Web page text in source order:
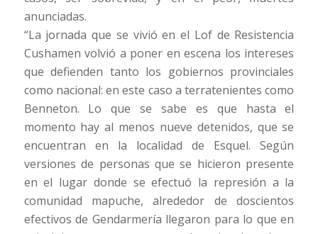
anunciadas.
“La jornada que se vivió en el Lof de Resistencia
Cushamen volvió a poner en escena los intereses
que defienden tanto los gobiernos provinciales
como nacional: en este caso a terratenientes como
Benneton. Lo que se sabe es que hasta el
momento hay al menos nueve detenidos, que se
encuentran en la localidad de Esquel. Según
versiones de personas que se hicieron presente
en el lugar donde se efectuó la represión a la
comunidad mapuche, alrededor de doscientos
efectivos de Gendarmería llegaron para lo que en